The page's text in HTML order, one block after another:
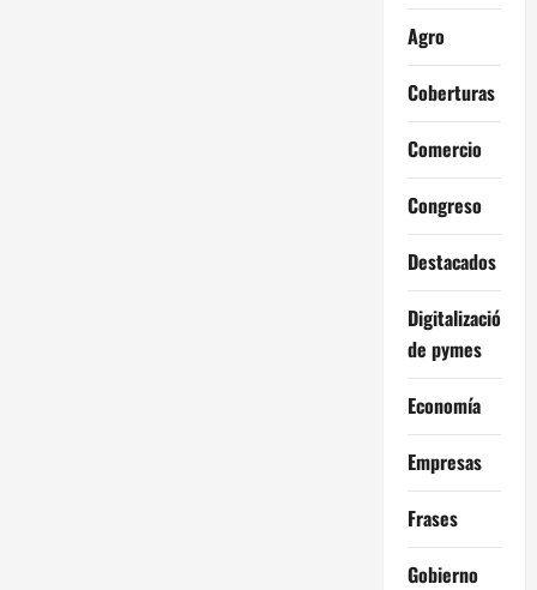
Agro
Coberturas
Comercio
Congreso
Destacados
Digitalización
de pymes
Economía
Empresas
Frases
Gobierno